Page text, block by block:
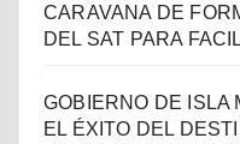
CARAVANA DE
DEL SAT PARA
GOBIERNO DE ISLA
EL ÉXITO DEL